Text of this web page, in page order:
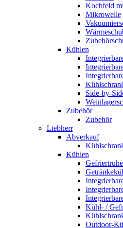
Kochfeld
Mikrowelle
Kühlen
Side-by-
Zubehör
Zubehör
Liebherr
Abverkauf
Kühlen
Kühl- /
Outdoor-